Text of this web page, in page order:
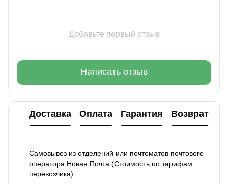
Добавьте первый отзыв
Написать отзыв
Доставка Оплата Гарантия Возврат
Самовывоз из отделений или почтоматов почтового
оператора Новая Почта (Стоимость по тарифам
перевозчика)